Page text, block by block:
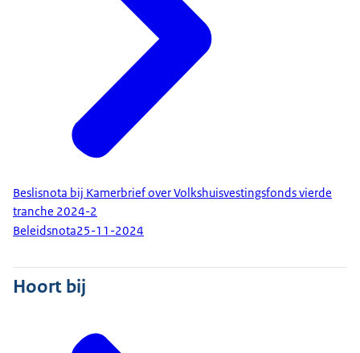
Beslisnota bij Kamerbrief over Volkshuisvestingsfonds vierde
tranche 2024-2
Beleidsnota25-11-2024
Hoort bij